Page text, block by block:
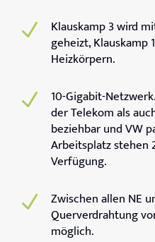
N
Klauskamp 3 wird
geheizt,
Heizkörpern.
N
10-Gigabit-
der Telekom als
beziehbar und VW
Arbeitsplatz stehen
Verfügung.
N
Zwischen allen NE
Querverdrahtung
möglich.